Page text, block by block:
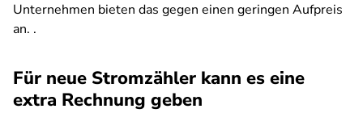
Unternehmen bieten das gegen einen geringen Aufpreis
an. .
Für neue Stromzähler kann es eine
extra Rechnung geben